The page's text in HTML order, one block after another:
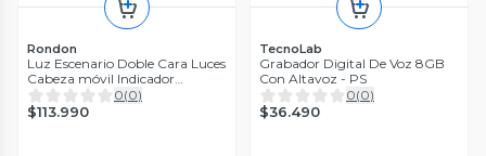
Rondon
Luz Escenario Doble Cara Luces
Cabeza móvil Indicador
Rondon
0(0)
$113.990
TecnoLab
Grabador Digital De Voz 8GB
Con Altavoz - PS
0(0)
$36.490